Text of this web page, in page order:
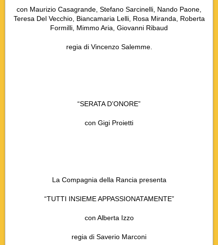
con Maurizio Casagrande, Stefano Sarcinelli, Nando Paone,
Teresa Del Vecchio, Biancamaria Lelli, Rosa Miranda, Roberta
Formilli, Mimmo Aria, Giovanni Ribaud
regia di Vincenzo Salemme.
“SERATA D’ONORE”
con Gigi Proietti
La Compagnia della Rancia presenta
“TUTTI INSIEME APPASSIONATAMENTE”
con Alberta Izzo
regia di Saverio Marconi